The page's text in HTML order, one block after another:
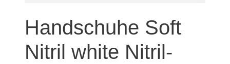
Handschuhe Soft
Nitril white Nitril-